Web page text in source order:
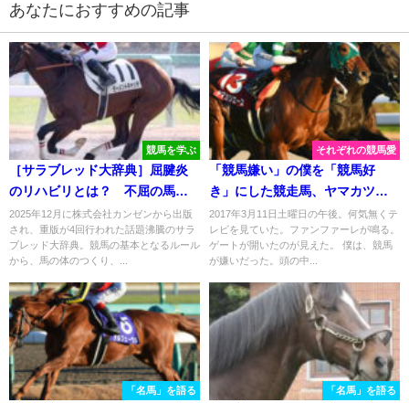
あなたにおすすめの記事
競馬を学ぶ
［サラブレッド大辞典］屈腱炎
のリハビリとは？ 不屈の馬モ
ーメントキャッチのあゆみとと
もに解説
2025年12月に株式会社カンゼンから出版
され、重版が4回行われた話題沸騰のサラ
ブレッド大辞典。競馬の基本となるルール
から、馬の体のつくり、...
それぞれの競馬愛
「競馬嫌い」の僕を「競馬好
き」にした競走馬、ヤマカツエ
ース。
2017年3月11日土曜日の午後。何気無くテ
レビを見ていた。ファンファーレが鳴る。
ゲートが開いたのが見えた。 僕は、競馬
が嫌いだった。頭の中...
「名馬」を語る 「名馬」を語る